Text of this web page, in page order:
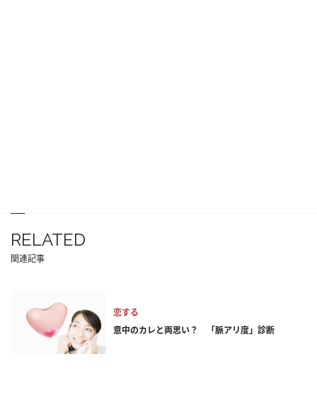
RELATED
関連記事
恋する
意中のカレと両思い？ 「脈アリ度」診断